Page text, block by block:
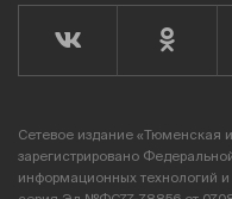
Сетевое издание «Тюменская
зарегистрировано
информационных технологий